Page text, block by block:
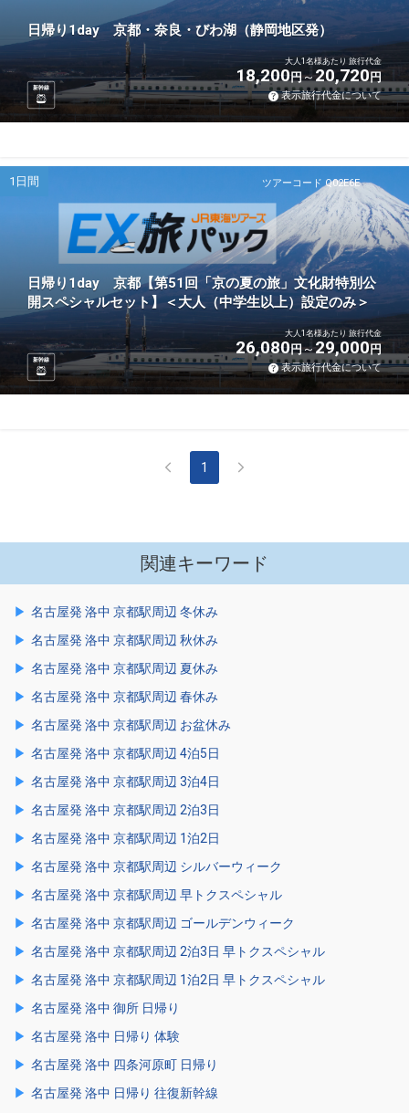
日帰り1day 京都・奈良・びわ湖（静岡地区発）
新幹線
大人1名様あたり 旅行代金
18,200円 20,720円
表示旅行代金について
ツアーコード Q02E6E
1日間
日帰り1day 京都【第51回「京の夏の旅」文化財特別公
開スペシャルセット】＜大人（中学生以上）設定のみ＞
新幹線
大人1名様あたり 旅行代金
26,080円 29,000円
表示旅行代金について
1
関連キーワード
名古屋発 洛中 京都駅周辺 冬休み
名古屋発 洛中 京都駅周辺 秋休み
名古屋発 洛中 京都駅周辺 夏休み
名古屋発 洛中 京都駅周辺 春休み
名古屋発 洛中 京都駅周辺 お盆休み
名古屋発 洛中 京都駅周辺 4泊5日
名古屋発 洛中 京都駅周辺 3泊4日
名古屋発 洛中 京都駅周辺 2泊3日
名古屋発 洛中 京都駅周辺 1泊2日
名古屋発 洛中 京都駅周辺 シルバーウィーク
名古屋発 洛中 京都駅周辺 早トクスペシャル
名古屋発 洛中 京都駅周辺 ゴールデンウィーク
名古屋発 洛中 京都駅周辺 2泊3日 早トクスペシャル
名古屋発 洛中 京都駅周辺 1泊2日 早トクスペシャル
名古屋発 洛中 御所 日帰り
名古屋発 洛中 日帰り 体験
名古屋発 洛中 四条河原町 日帰り
名古屋発 洛中 日帰り 往復新幹線